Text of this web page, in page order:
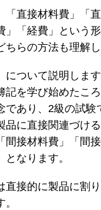
「直接材料費」「
」「経費」という
ちらの方法も理解
について説明します
記を学び始めたこ
であり、2級の試験
品に直接関連づけ
間接材料費」「間
となります。
直接的に製品に割